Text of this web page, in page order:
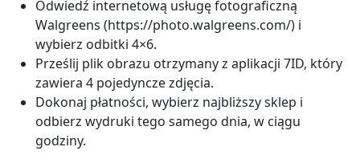
Odwiedź internetową usługę fotograficzną
Walgreens (https://photo.walgreens.com/) i
wybierz odbitki 4×6.
Prześlij plik obrazu otrzymany z aplikacji 7ID, który
zawiera 4 pojedyncze zdjęcia.
Dokonaj płatności, wybierz najbliższy sklep i
odbierz wydruki tego samego dnia, w ciągu
godziny.